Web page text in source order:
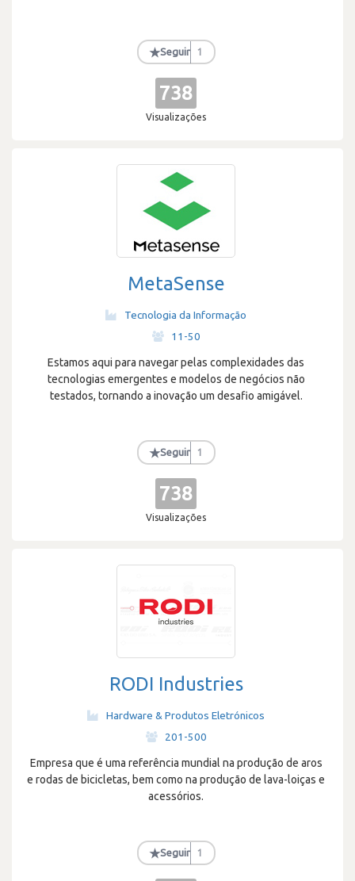
★Seguir 1
738
Visualizações
MetaSense
Tecnologia da Informação
11-50
Estamos aqui para navegar pelas complexidades das
tecnologias emergentes e modelos de negócios não
testados, tornando a inovação um desafio amigável.
★Seguir 1
738
Visualizações
RODI Industries
Hardware & Produtos Eletrónicos
201-500
Empresa que é uma referência mundial na produção de aros
e rodas de bicicletas, bem como na produção de lava-loiças e
acessórios.
★Seguir 1